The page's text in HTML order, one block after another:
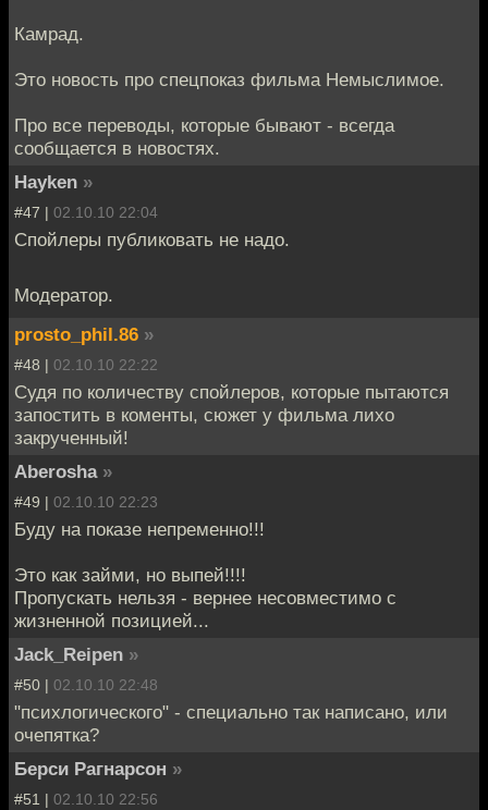
Камрад.
Это новость про спецпоказ фильма Немыслимое.
Про все переводы, которые бывают - всегда
сообщается в новостях.
Hayken »
#47 | 02.10.10 22:04
Спойлеры публиковать не надо.
Модератор.
prosto_phil.86 »
#48 | 02.10.10 22:22
Судя по количеству спойлеров, которые пытаются
запостить в коменты, сюжет у фильма лихо
закрученный!
Aberosha »
#49 | 02.10.10 22:23
Буду на показе непременно!!!
Это как займи, но выпей!!!!
Пропускать нельзя - вернее несовместимо с
жизненной позицией...
Jack_Reipen »
#50 | 02.10.10 22:48
"психлогического" - специально так написано, или
очепятка?
Берси Рагнарсон »
#51 | 02.10.10 22:56